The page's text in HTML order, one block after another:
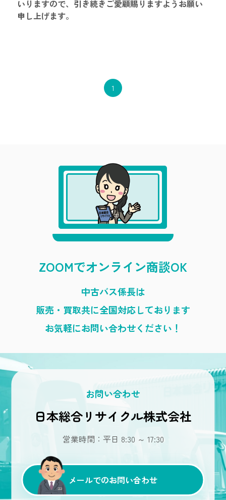
いりますので、引き続きご愛顧賜りますようお願い
申し上げます。
1
ZOOMでオンライン商談OK
中古バス係長は
販売・買取共に全国対応しております
お気軽にお問い合わせください！
お問い合わせ
日本総合リサイクル株式会社
営業時間：平日 8:30 ～ 17:30
メールでのお問い合わせ